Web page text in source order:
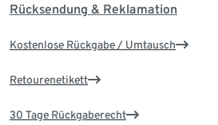
Rücksendung & Reklamation
Kostenlose Rückgabe / Umtausch
Retourenetikett
30 Tage Rückgaberecht